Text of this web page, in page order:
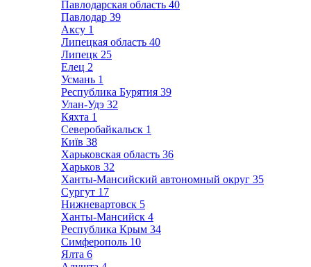
Павлодарская область 40
Павлодар 39
Аксу 1
Липецкая область 40
Липецк 25
Елец 2
Усмань 1
Республика Бурятия 39
Улан-Удэ 32
Кяхта 1
Северобайкальск 1
Київ 38
Харьковская область 36
Харьков 32
Ханты-Мансийский автономный округ 35
Сургут 17
Нижневартовск 5
Ханты-Мансийск 4
Республика Крым 34
Симферополь 10
Ялта 6